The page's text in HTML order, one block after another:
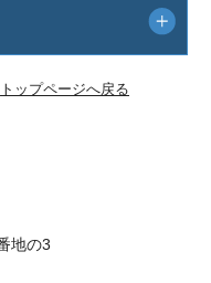
トップページへ戻る
地の3